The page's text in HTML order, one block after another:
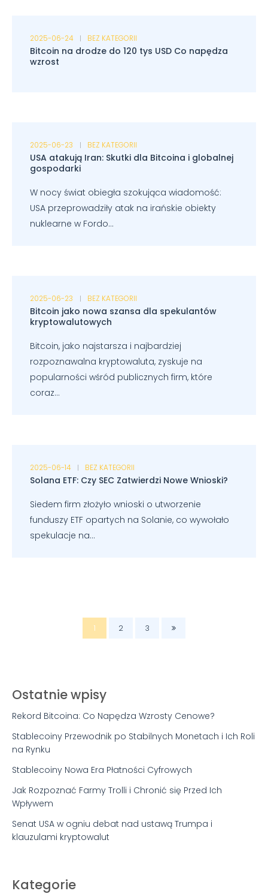
2025-06-24 BEZ KATEGORII
Bitcoin na drodze do 120 tys USD Co napędza
wzrost
2025-06-23 BEZ KATEGORII
USA atakują Iran: Skutki dla Bitcoina i globalnej
gospodarki
W nocy świat obiegła szokująca wiadomość:
USA przeprowadziły atak na irańskie obiekty
nuklearne w Fordo...
2025-06-23 BEZ KATEGORII
Bitcoin jako nowa szansa dla spekulantów
kryptowalutowych
Bitcoin, jako najstarsza i najbardziej
rozpoznawalna kryptowaluta, zyskuje na
popularności wśród publicznych firm, które
coraz...
2025-06-14 BEZ KATEGORII
Solana ETF: Czy SEC Zatwierdzi Nowe Wnioski?
Siedem firm złożyło wnioski o utworzenie
funduszy ETF opartych na Solanie, co wywołało
spekulacje na...
1 2 3
Ostatnie wpisy
Rekord Bitcoina: Co Napędza Wzrosty Cenowe?
Stablecoiny Przewodnik po Stabilnych Monetach i Ich Roli
na Rynku
Stablecoiny Nowa Era Płatności Cyfrowych
Jak Rozpoznać Farmy Trolli i Chronić się Przed Ich
Wpływem
Senat USA w ogniu debat nad ustawą Trumpa i
klauzulami kryptowalut
Kategorie